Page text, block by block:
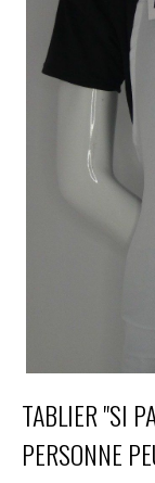
TABLIER "SI
PERSONNE